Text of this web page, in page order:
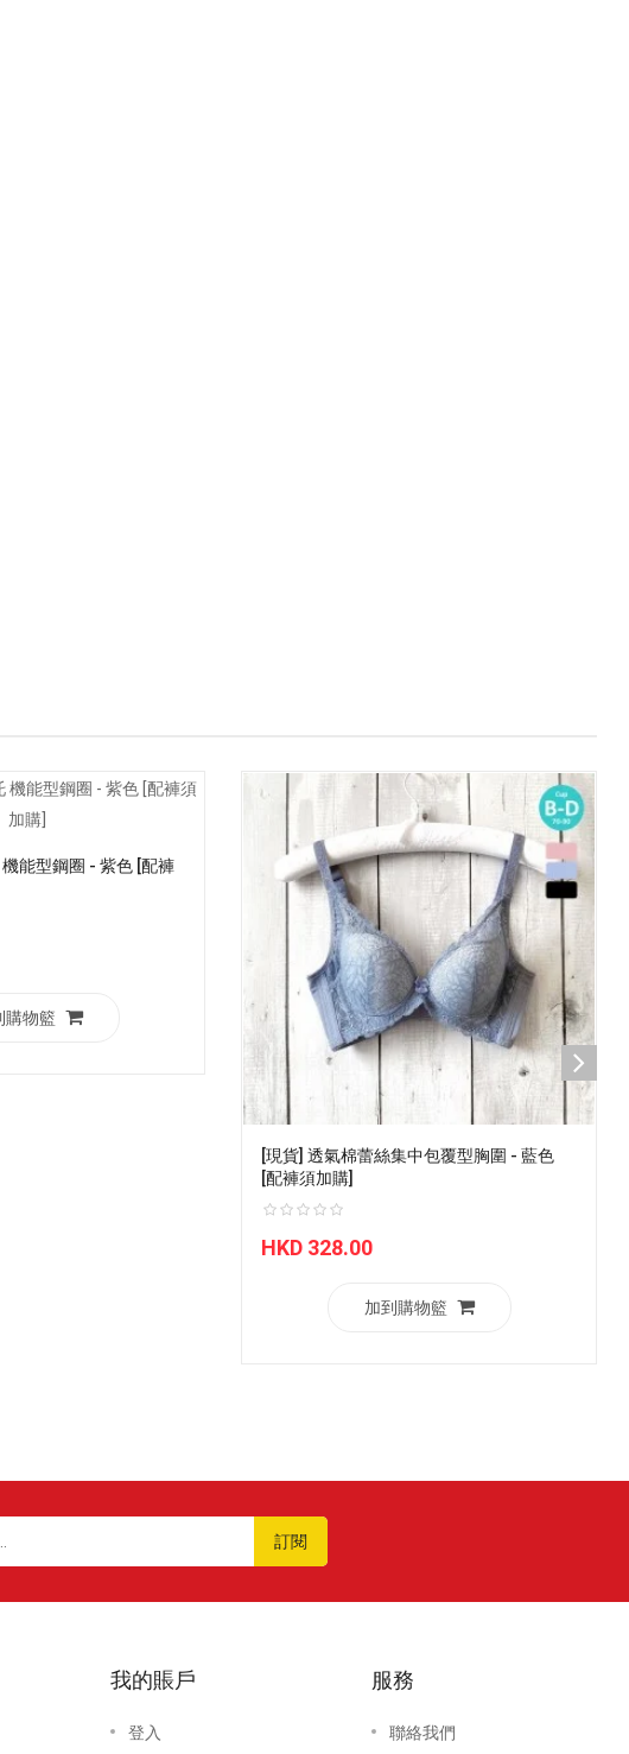
能型鋼圈 - 紫色 [配褲
購物籃
[現貨] 透氣棉蕾絲集中包覆型胸圍 - 藍色
[配褲須加購]
HKD 328.00
加到購物籃
訂閱
我的賬戶
登入
服務
聯絡我們